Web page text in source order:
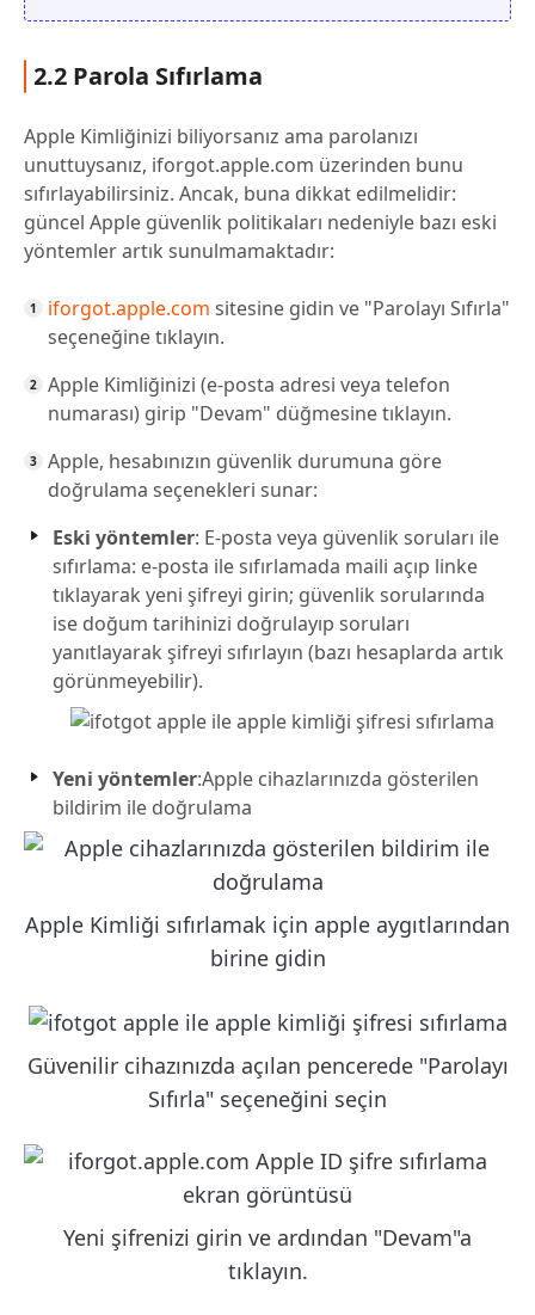
2.2 Parola Sıfırlama
Apple Kimliğinizi biliyorsanız ama parolanızı
unuttuysanız, iforgot.apple.com üzerinden bunu
sıfırlayabilirsiniz. Ancak, buna dikkat edilmelidir:
güncel Apple güvenlik politikaları nedeniyle bazı eski
yöntemler artık sunulmamaktadır:
iforgot.apple.com sitesine gidin ve "Parolayı Sıfırla"
seçeneğine tıklayın.
Apple Kimliğinizi (e-posta adresi veya telefon
numarası) girip "Devam" düğmesine tıklayın.
Apple, hesabınızın güvenlik durumuna göre
doğrulama seçenekleri sunar:
Eski yöntemler: E-posta veya güvenlik soruları ile
sıfırlama: e-posta ile sıfırlamada maili açıp linke
tıklayarak yeni şifreyi girin; güvenlik sorularında
ise doğum tarihinizi doğrulayıp soruları
yanıtlayarak şifreyi sıfırlayın (bazı hesaplarda artık
görünmeyebilir).
Yeni yöntemler:Apple cihazlarınızda gösterilen
bildirim ile doğrulama
Apple Kimliği sıfırlamak için apple aygıtlarından
birine gidin
Güvenilir cihazınızda açılan pencerede "Parolayı
Sıfırla" seçeneğini seçin
Yeni şifrenizi girin ve ardından "Devam"a
tıklayın.